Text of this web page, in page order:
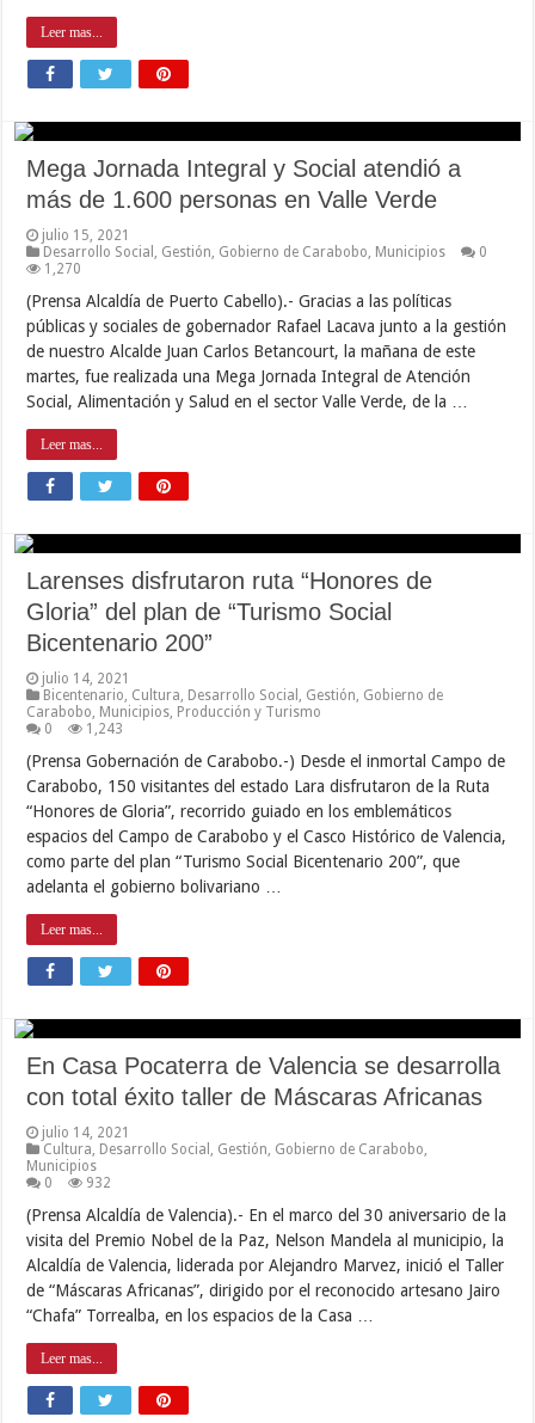
Leer mas...
Mega Jornada Integral y Social atendió a
más de 1.600 personas en Valle Verde
julio 15, 2021
Desarrollo Social
Gestión Gobierno de Carabobo Municipios
0
1,270
(Prensa Alcaldía de Puerto Cabello).- Gracias a las políticas
públicas y sociales de gobernador Rafael Lacava junto a la gestión
de nuestro Alcalde Juan Carlos Betancourt, la mañana de este
martes, fue realizada una Mega Jornada Integral de Atención
Social, Alimentación y Salud en el sector Valle Verde, de la …
Leer mas...
Larenses disfrutaron ruta “Honores de
Gloria” del plan de “Turismo Social
Bicentenario 200”
julio 14, 2021
Bicentenario Cultura Desarrollo Social Gestión Gobierno de
Carabobo Municipios Producción y Turismo
0
1,243
(Prensa Gobernación de Carabobo.-) Desde el inmortal Campo de
Carabobo, 150 visitantes del estado Lara disfrutaron de la Ruta
“Honores de Gloria”, recorrido guiado en los emblemáticos
espacios del Campo de Carabobo y el Casco Histórico de Valencia,
como parte del plan “Turismo Social Bicentenario 200”, que
adelanta el gobierno bolivariano …
Leer mas...
En Casa Pocaterra de Valencia se desarrolla
con total éxito taller de Máscaras Africanas
julio 14, 2021
Cultura Desarrollo Social Gestión Gobierno de Carabobo
Municipios
0
932
(Prensa Alcaldía de Valencia).- En el marco del 30 aniversario de la
visita del Premio Nobel de la Paz, Nelson Mandela al municipio, la
Alcaldía de Valencia, liderada por Alejandro Marvez, inició el Taller
de “Máscaras Africanas”, dirigido por el reconocido artesano Jairo
“Chafa” Torrealba, en los espacios de la Casa …
Leer mas...